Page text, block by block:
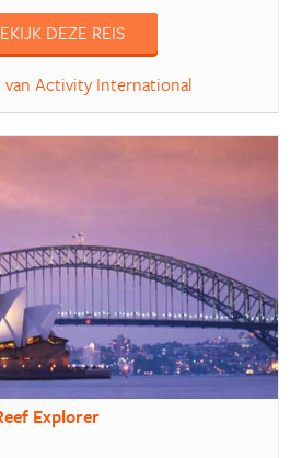
DEZE REIS
van Activity International
Explorer